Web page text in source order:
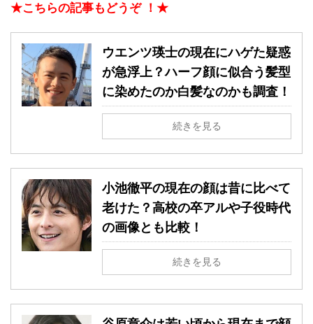
★こちらの記事もどうぞ ！★
ウエンツ瑛士の現在にハゲた疑惑
が急浮上？ハーフ顔に似合う髪型
に染めたのか白髪なのかも調査！
続きを見る
小池徹平の現在の顔は昔に比べて
老けた？高校の卒アルや子役時代
の画像とも比較！
続きを見る